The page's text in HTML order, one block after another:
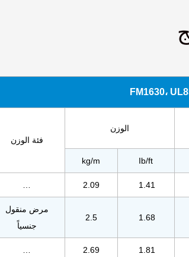
الوزن
فئة الوزن
Ib/ft
kg/m
1.41
2.09
1.68
2.5
مرض منقول
جنسياً
1.81
2.69